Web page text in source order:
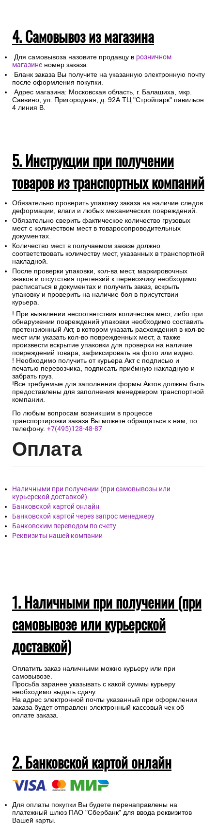
4. Самовывоз из магазина
Для самовывоза назовите продавцу в розничном
магазине номер заказа
Бланк заказа Вы получите на указанную электронную почту
после оформления покупки.
Адрес магазина: Московская область, г. Балашиха, мкр.
Саввино, ул. Пригородная, д. 92А ТЦ "Стройпарк" павильон
4 линия В.
5. Инструкции при получении
товаров из транспортных компаний
Обязательно проверить упаковку заказа на наличие следов
деформации, влаги и любых механических повреждений.
Обязательно сверить фактическое количество грузовых
мест с количеством мест в товаросопроводительных
документах.
Количество мест в получаемом заказе должно
соответствовать количеству мест, указанных в транспортной
накладной.
После проверки упаковки, кол-ва мест, маркировочных
знаков и отсутствия претензий к перевозчику необходимо
расписаться в документах и получить заказ, вскрыть
упаковку и проверить на наличие боя в присутствии
курьера.
! При выявлении несоответствия количества мест, либо при
обнаружении повреждений упаковки необходимо составить
претензионный Акт, в котором указать расхождения в кол-ве
мест или указать кол-во поврежденных мест, а также
произвести вскрытие упаковки для проверки на наличие
повреждений товара, зафиксировать на фото или видео.
! Необходимо получить от курьера Акт с подписью и
печатью перевозчика, подписать приёмную накладную и
забрать груз.
!Все требуемые для заполнения формы Актов должны быть
предоставлены для заполнения менеджером транспортной
компании.
По любым вопросам возникшим в процессе
транспортировки заказа Вы можете обращаться к нам, по
телефону. +7(495)128-48-87
Оплата
Наличными при получении (при самовывозы или
курьерской доставкой)
Банковской картой онлайн
Банковской картой через запрос менеджеру
Банковским переводом по счету
Реквизиты нашей компании
1. Наличными при получении (при
самовывозе или курьерской
доставкой)
Оплатить заказ наличными можно курьеру или при
самовывозе.
Просьба заранее указывать с какой суммы курьеру
необходимо выдать сдачу.
На адрес электронной почты указанный при оформлении
заказа будет отправлен электронный кассовый чек об
оплате заказа.
2. Банковской картой онлайн
Для оплаты покупки Вы будете перенаправлены на
платежный шлюз ПАО "Сбербанк" для ввода реквизитов
Вашей карты.